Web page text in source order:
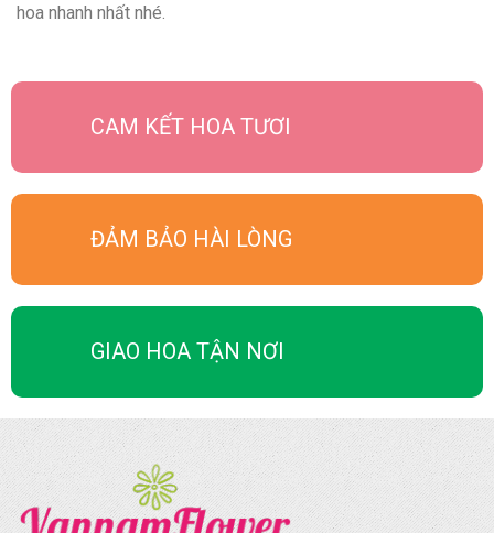
hoa nhanh nhất nhé.
CAM KẾT HOA TƯƠI
ĐẢM BẢO HÀI LÒNG
GIAO HOA TẬN NƠI